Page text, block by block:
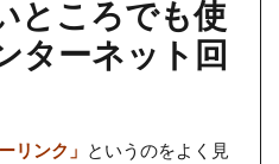
ところでも使
ターネット回
リンク」 というのをよく見